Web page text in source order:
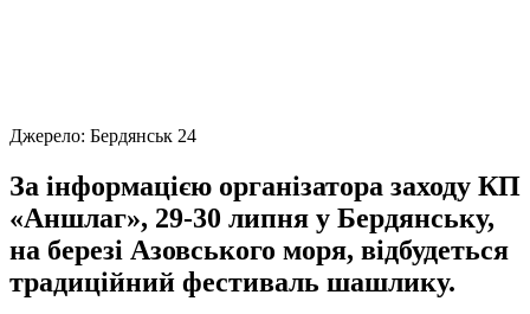
Джерело: Бердянськ 24
За інформацією організатора заходу КП
«Аншлаг», 29-30 липня у Бердянську,
на березі Азовського моря, відбудеться
традиційний фестиваль шашлику.